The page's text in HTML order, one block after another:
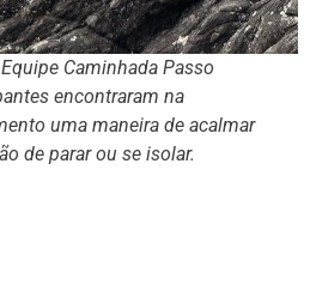
Caminhada Passo
encontraram na
uma maneira de acalmar
de parar ou se isolar.